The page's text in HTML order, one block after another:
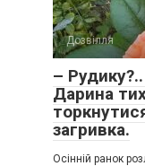
Дозвілля
–
Дарина
загривка.
Осінній ранок